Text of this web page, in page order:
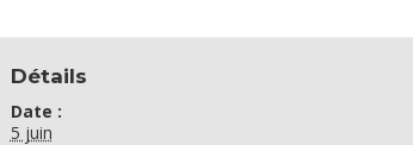
Détails
Date :
5 juin